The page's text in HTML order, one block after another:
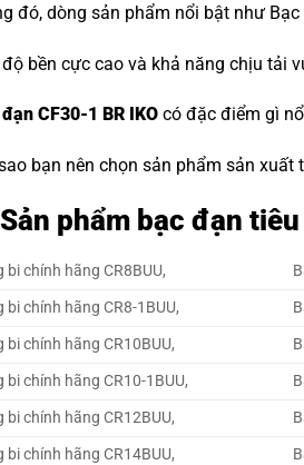
đó, dòng sản phẩm nổi bật như
bền cực cao và khả năng chịu tải
đạn CF30-1 BR IKO có đặc điểm gì
bạn nên chọn sản phẩm sản
phẩm bạc đạn
bi chính hãng CR8BUU,
bi chính hãng CR8-1BUU,
bi chính hãng CR10BUU,
bi chính hãng CR10-1BUU,
bi chính hãng CR12BUU,
bi chính hãng CR14BUU,